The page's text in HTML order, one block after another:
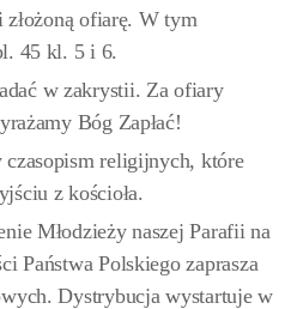
złożoną ofiarę. W tym
45 kl. 5 i 6.
w zakrystii. Za ofiary
Bóg Zapłać!
czasopism religijnych, które
z kościoła.
Młodzieży naszej Parafii na
Państwa Polskiego zaprasza
Dystrybucja wystartuje w